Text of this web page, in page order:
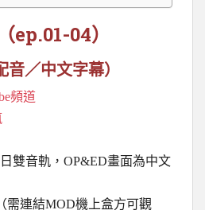
ep.01-04）
／中文字幕）
頻道
日雙音軌，OP&ED畫面為中文
（需連結MOD機上盒方可觀